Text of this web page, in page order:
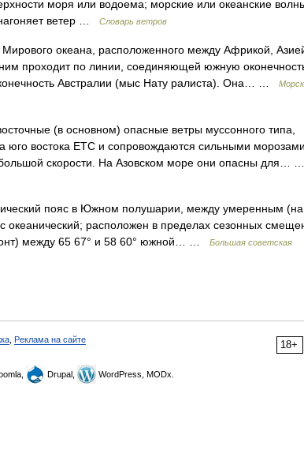
моря или водоема; морские или океанские
ветер …
Словарь ветров
океана, расположенного между Африкой,
проходит по линии, соединяющей южную
Австралии (мыс Нату ралиста). Она… …
(в основном) опасные ветры муссонного типа,
юго востока ETC и сопровождаются сильными морозами.
скорости. На Азовском море они опасны для… …
пояс в Южном полушарии, между умеренным (на
океанический; расположен в пределах сезонных
между 65 67° и 58 60° южной… …
Большая советская
18+
Реклама на сайте
Drupal, WordPress, MODx.